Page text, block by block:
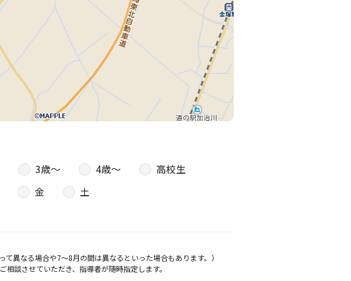
3歳〜 4歳〜
高校生
金
土
異なる場合や7～8月の間は異なるといった場合もあります。）
談させていただき、指導者が随時指定します。